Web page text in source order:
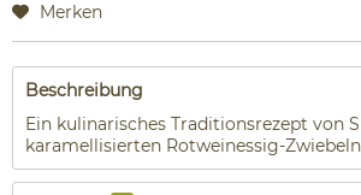
Merken
Beschreibung
Ein kulinarisches Traditionsrezept von
karamellisierten Rotweinessig-